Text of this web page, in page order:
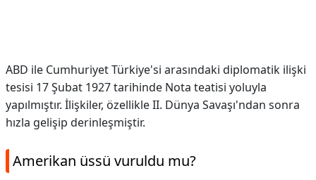
ABD ile Cumhuriyet Türkiye'si arasındaki diplomatik ilişki
tesisi 17 Şubat 1927 tarihinde Nota teatisi yoluyla
yapılmıştır. İlişkiler, özellikle II. Dünya Savaşı'ndan sonra
hızla gelişip derinleşmiştir.
Amerikan üssü vuruldu mu?